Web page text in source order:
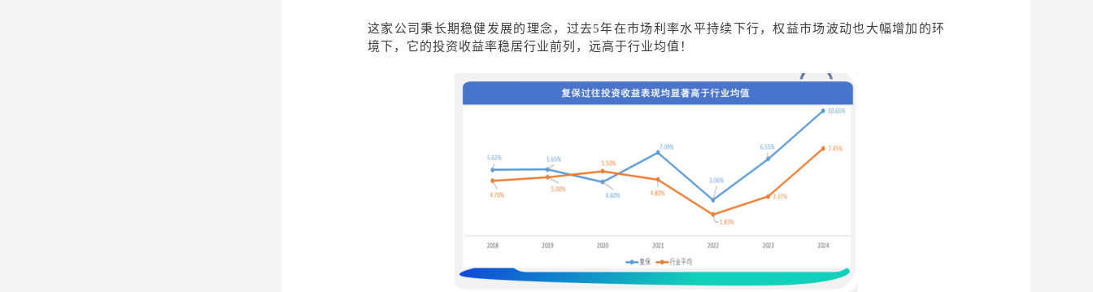
这家公司秉长期稳健发展的理念，过去5年在市场利率水平持续下行，权益市场波动也大幅增加 的环
境下 ， 它的投资收益率稳居行业前列，远高于行业均值 ！